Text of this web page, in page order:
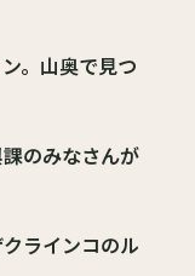
。山奥で見つ
のみなさんが
ラインコのル